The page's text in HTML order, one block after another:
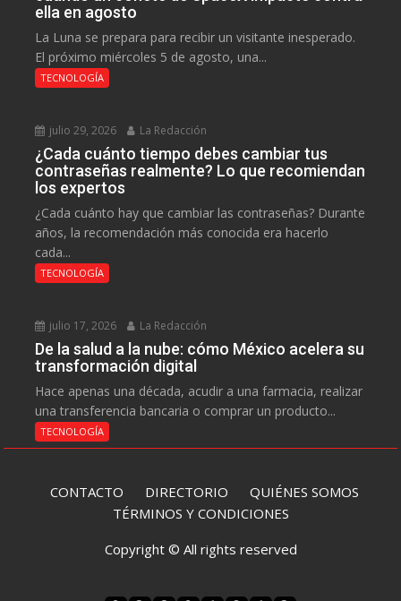
ella en agosto
La Luna se prepara para recibir un visitante inesperado.
El próximo miércoles 5 de agosto, una...
TECNOLOGÍA
julio 29, 2026 La Redacción
¿Cada cuánto tiempo debes cambiar tus
contraseñas realmente? Lo que recomiendan
los expertos
¿Cada cuánto hay que cambiar las contraseñas? Durante
años, la recomendación más conocida era hacerlo
cada...
TECNOLOGÍA
julio 17, 2026 La Redacción
De la salud a la nube: cómo México acelera su
transformación digital
Hace apenas una década, acudir a una farmacia, realizar
una transferencia bancaria o comprar un producto...
TECNOLOGÍA
CONTACTO DIRECTORIO QUIÉNES SOMOS
TÉRMINOS Y CONDICIONES
Copyright © All rights reserved